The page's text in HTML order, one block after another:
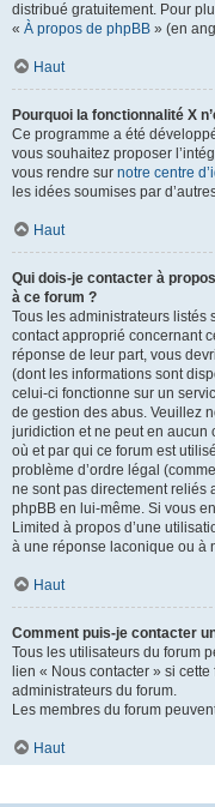
distribué gratuitement. Pour
« À propos de phpBB » (en
Haut
Pourquoi la fonctionnalité X
Ce programme a été
vous souhaitez proposer
vous rendre sur notre centre
les idées soumises par
Haut
Qui dois-je contacter à
à ce forum ?
Tous les administrateurs listés
contact approprié concernant
réponse de leur part, vous
(dont les informations sont
celui-ci fonctionne sur un
de gestion des abus. Veuillez
juridiction et ne peut en aucun
où et par qui ce forum est
problème d’ordre légal
ne sont pas directement reliés
phpBB en lui-même. Si vous
Limited à propos d’une
à une réponse laconique ou à
Haut
Comment puis-je contacter
Tous les utilisateurs du forum
lien « Nous contacter » si
administrateurs du forum.
Les membres du forum
Haut